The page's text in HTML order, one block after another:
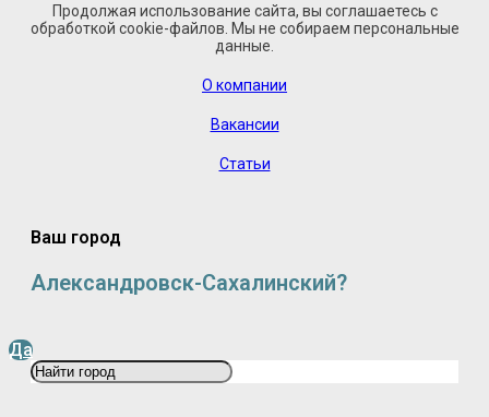
Продолжая использование сайта, вы соглашаетесь с
обработкой cookie-файлов. Мы не собираем персональные
данные.
О компании
Вакансии
Статьи
Ваш город
Александровск-Сахалинский?
Да